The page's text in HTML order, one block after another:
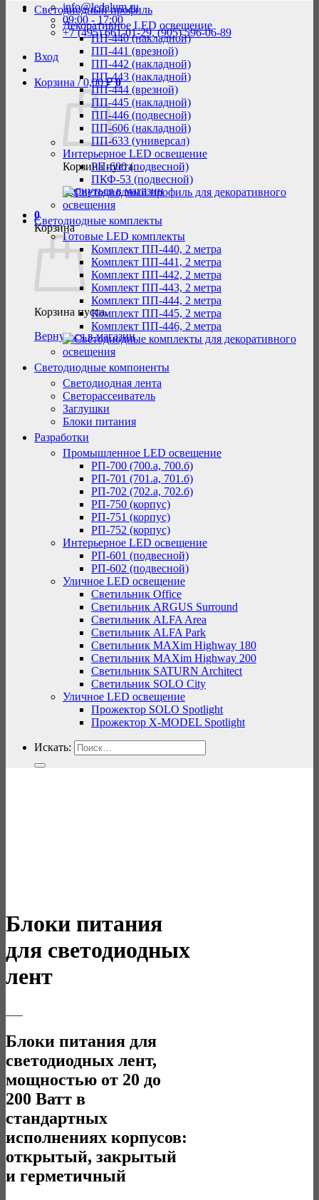
info@ledalum.ru
09:00 - 17:00
+7 (495) 661-01-29, (905) 596-06-89
Вход
Корзина /0,00₽ 0
Корзина пуста.
Вернуться в магазин
0
Корзина
Корзина пуста.
Вернуться в магазин
Светодиодный профиль
Декоративное LED освещение
ПП-440 (накладной)
ПП-441 (врезной)
ПП-442 (накладной)
ПП-443 (накладной)
ПП-444 (врезной)
ПП-445 (накладной)
ПП-446 (подвесной)
ПП-606 (накладной)
ПП-633 (универсал)
Интерьерное LED освещение
РП-600 (подвесной)
ПКФ-53 (подвесной)
Светодиодные комплекты
Готовые LED комплекты
Комплект ПП-440, 2 метра
Комплект ПП-441, 2 метра
Комплект ПП-442, 2 метра
Комплект ПП-443, 2 метра
Комплект ПП-444, 2 метра
Комплект ПП-445, 2 метра
Комплект ПП-446, 2 метра
Светодиодные компоненты
Светодиодная лента
Светорассеиватель
Заглушки
Блоки питания
Разработки
Промышленное LED освещение
РП-700 (700.а, 700.б)
РП-701 (701.а, 701.б)
РП-702 (702.а, 702.б)
РП-750 (корпус)
РП-751 (корпус)
РП-752 (корпус)
Интерьерное LED освещение
РП-601 (подвесной)
РП-602 (подвесной)
Уличное LED освещение
Светильник Office
Светильник ARGUS Surround
Светильник ALFA Area
Светильник ALFA Park
Светильник MAXim Highway 180
Светильник MAXim Highway 200
Светильник SATURN Architect
Светильник SOLO City
Уличное LED освещение
Прожектор SOLO Spotlight
Прожектор X-MODEL Spotlight
Искать:
Блоки питания
для светодиодных
лент
Блоки питания для
светодиодных лент,
мощностью от 20 до
200 Ватт в
стандартных
исполнениях корпусов:
открытый, закрытый
и герметичный